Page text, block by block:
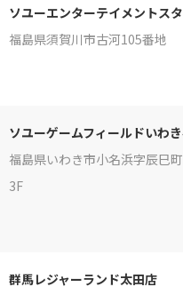
ソユーエンターテイメントス
福島県須賀川市古河105番地
ソユーゲームフィールドいわ
福島県いわき市小名浜字辰
3F
群馬レジャーランド太田店